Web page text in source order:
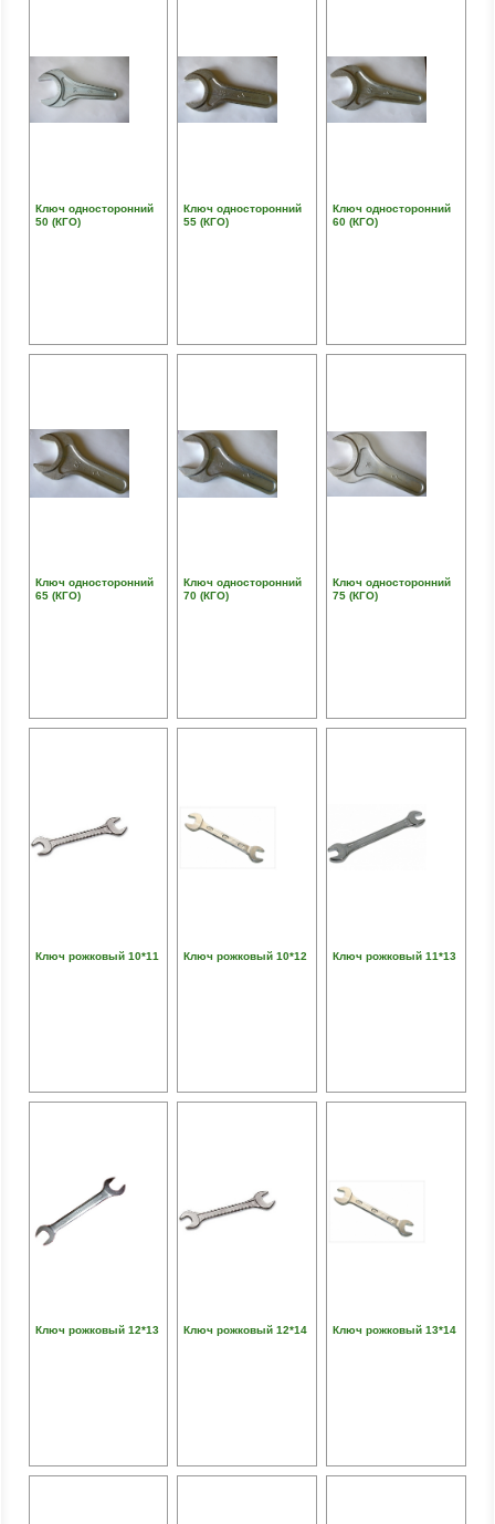
Ключ односторонний
50 (КГО)
Ключ односторонний
55 (КГО)
Ключ односторонний
60 (КГО)
Ключ односторонний
65 (КГО)
Ключ односторонний
70 (КГО)
Ключ односторонний
75 (КГО)
Ключ рожковый 10*11 Ключ рожковый 10*12 Ключ рожковый 11*13
Ключ рожковый 12*13 Ключ рожковый 12*14 Ключ рожковый 13*14